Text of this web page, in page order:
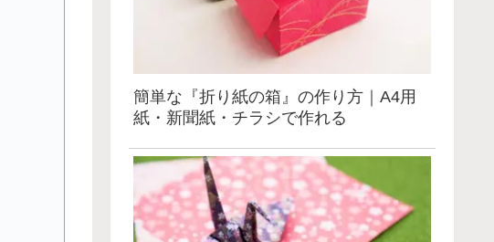
簡単な『折り紙の箱』の作り方｜A4用
紙・新聞紙・チラシで作れる